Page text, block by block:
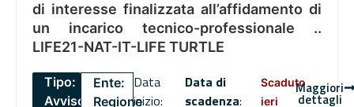
di interesse finalizzata all’affidamento di
un incarico tecnico-professionale ..
LIFE21-NAT-IT-LIFE TURTLE
Tipo:
Avviso
Ente:
Regione
Data
inizio:
Data di
scadenza:
Scaduto
ieri
Maggiori
dettagli